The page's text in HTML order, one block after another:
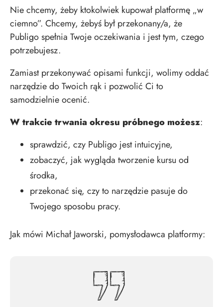
Nie chcemy, żeby ktokolwiek kupował platformę „w
ciemno”. Chcemy, żebyś był przekonany/a, że
Publigo spełnia Twoje oczekiwania i jest tym, czego
potrzebujesz.
Zamiast przekonywać opisami funkcji, wolimy oddać
narzędzie do Twoich rąk i pozwolić Ci to
samodzielnie ocenić.
W trakcie trwania okresu próbnego możesz:
sprawdzić, czy Publigo jest intuicyjne,
zobaczyć, jak wygląda tworzenie kursu od
środka,
przekonać się, czy to narzędzie pasuje do
Twojego sposobu pracy.
Jak mówi Michał Jaworski, pomysłodawca platformy: